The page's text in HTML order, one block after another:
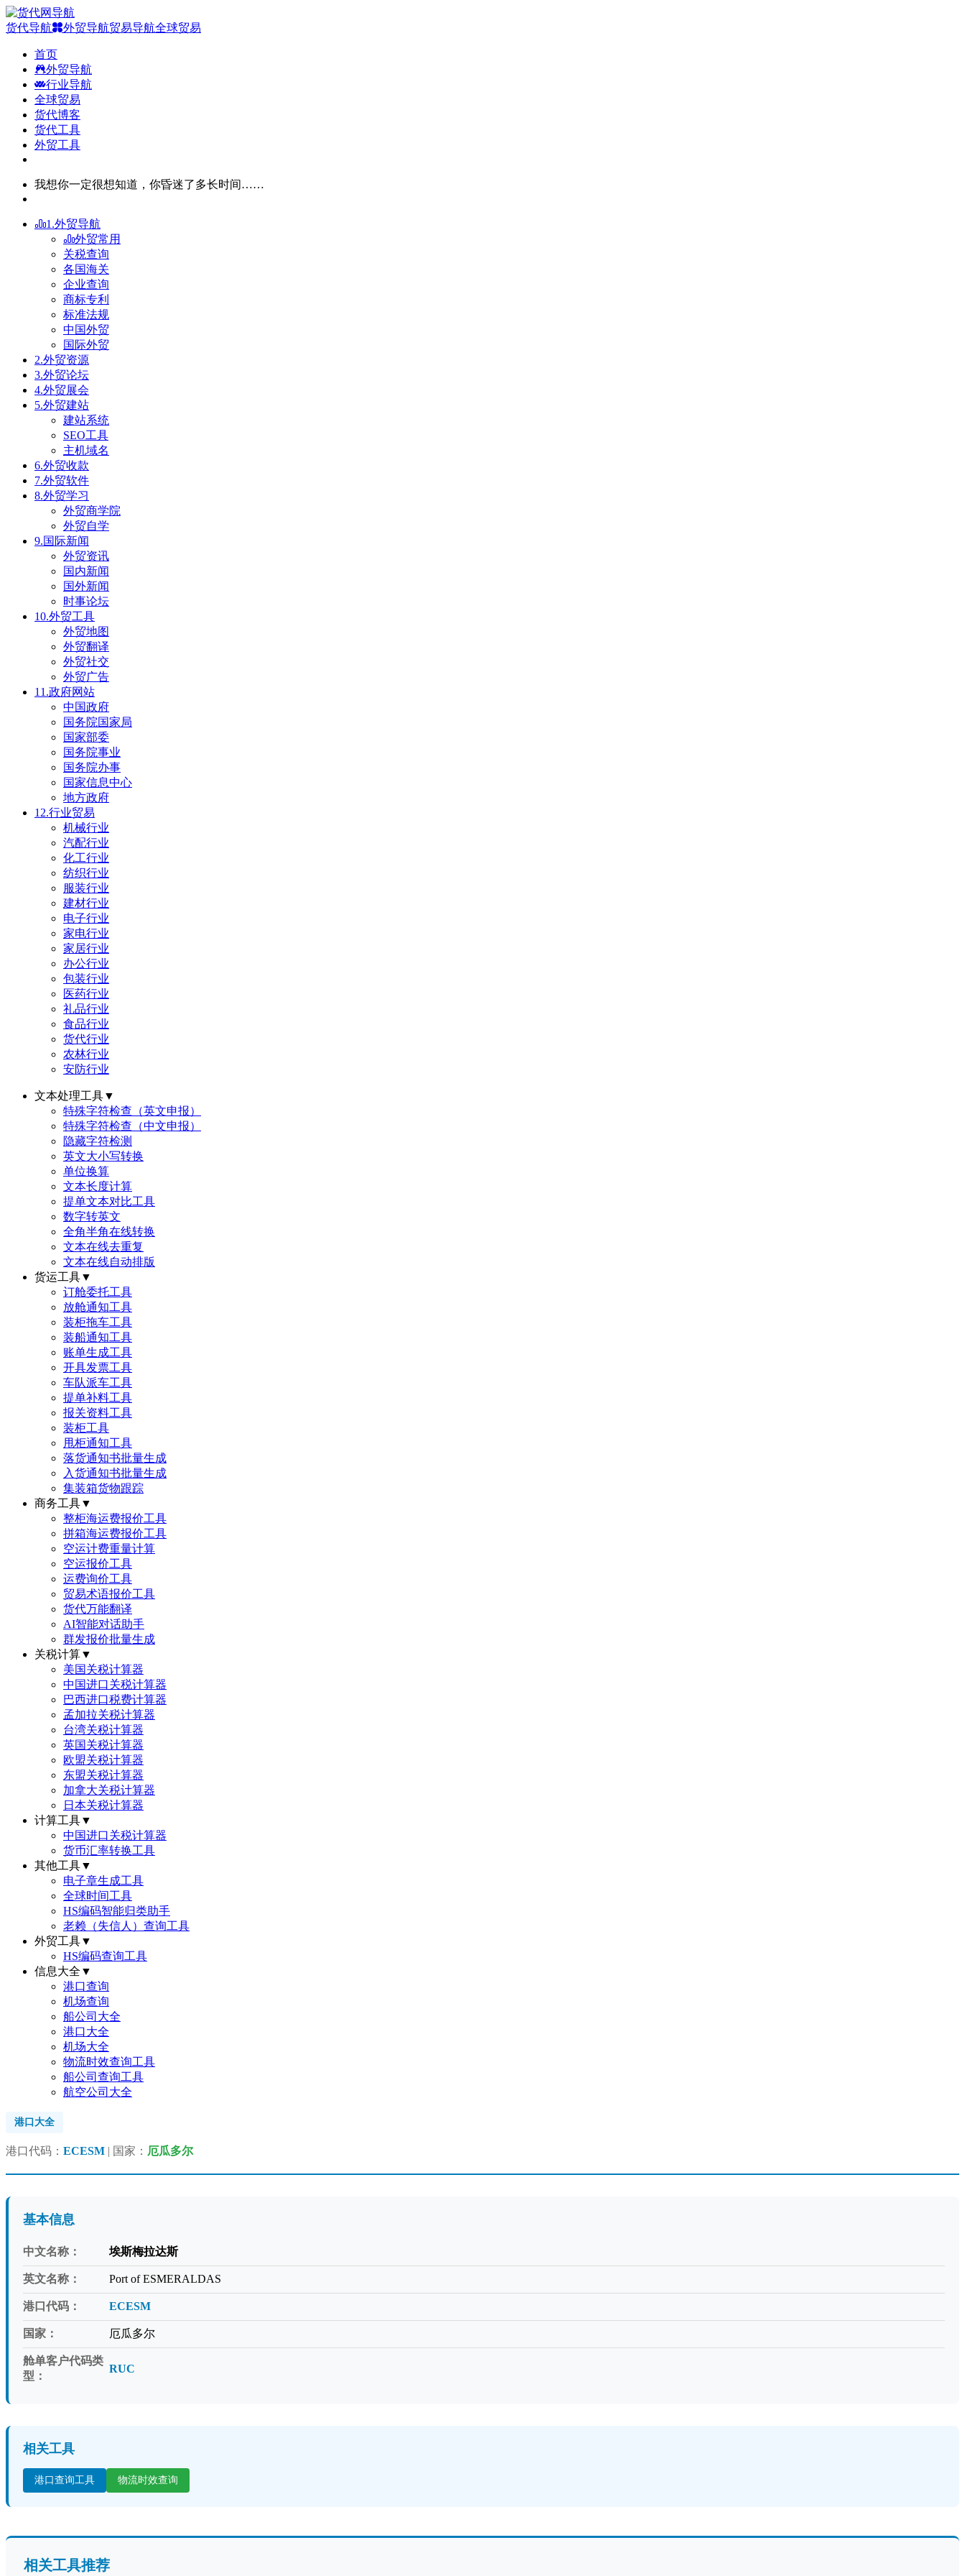
货代导航 外贸导航贸易导航全球贸易
首页
外贸导航
行业导航
全球贸易
货代博客
货代工具
外贸工具
我想你一定很想知道，你昏迷了多长时间……
1.外贸导航
外贸常用
关税查询
各国海关
企业查询
商标专利
标准法规
中国外贸
国际外贸
2.外贸资源
3.外贸论坛
4.外贸展会
5.外贸建站
建站系统
SEO工具
主机域名
6.外贸收款
7.外贸软件
8.外贸学习
外贸商学院
外贸自学
9.国际新闻
外贸资讯
国内新闻
国外新闻
时事论坛
10.外贸工具
外贸地图
外贸翻译
外贸社交
外贸广告
11.政府网站
中国政府
国务院国家局
国家部委
国务院事业
国务院办事
国家信息中心
地方政府
12.行业贸易
机械行业
汽配行业
化工行业
纺织行业
服装行业
建材行业
电子行业
家电行业
家居行业
办公行业
包装行业
医药行业
礼品行业
食品行业
货代行业
农林行业
安防行业
文本处理工具▼
特殊字符检查（英文申报）
特殊字符检查（中文申报）
隐藏字符检测
英文大小写转换
单位换算
文本长度计算
提单文本对比工具
数字转英文
全角半角在线转换
文本在线去重复
文本在线自动排版
货运工具▼
订舱委托工具
放舱通知工具
装柜拖车工具
装船通知工具
账单生成工具
开具发票工具
车队派车工具
提单补料工具
报关资料工具
装柜工具
甩柜通知工具
落货通知书批量生成
入货通知书批量生成
集装箱货物跟踪
商务工具▼
整柜海运费报价工具
拼箱海运费报价工具
空运计费重量计算
空运报价工具
运费询价工具
贸易术语报价工具
货代万能翻译
AI智能对话助手
群发报价批量生成
关税计算▼
美国关税计算器
中国进口关税计算器
巴西进口税费计算器
孟加拉关税计算器
台湾关税计算器
英国关税计算器
欧盟关税计算器
东盟关税计算器
加拿大关税计算器
日本关税计算器
计算工具▼
中国进口关税计算器
货币汇率转换工具
其他工具▼
电子章生成工具
全球时间工具
HS编码智能归类助手
老赖（失信人）查询工具
外贸工具▼
HS编码查询工具
信息大全 ▼
港口查询
机场查询
船公司大全
港口大全
机场大全
物流时效查询工具
船公司查询工具
航空公司大全
港口大全
港口代码： ECESM | 国家： 厄瓜多尔
基本信息
中文名称： 埃斯梅拉达斯
英文名称： Port of ESMERALDAS
港口代码： ECESM
国家： 厄瓜多尔
舱单客户代码类
型：
RUC
相关工具
港口查询工具 物流时效查询
相关工具推荐